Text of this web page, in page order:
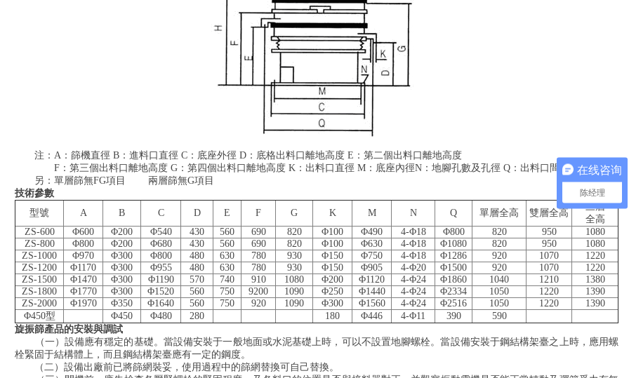
注：A：篩機直徑 B：進料口直徑 C：底座外徑 D：底格出料口離地高度 E：第二個出料口離地高度
F：第三個出料口離地高度 G：第四個出料口離地高度 K：出料口直徑 M：底座內徑N：地腳孔數及孔徑 Q：出料口間距
另：單層篩無FG項目 兩層篩無G項目
技術參數
型號
A B C D E F G K M N Q 單層全高 雙層全高
三層
全高
ZS-600
Φ600 Φ200 Φ540 430 560 690 820 Φ100 Φ490 4-Φ18 Φ800 820 950
1080
ZS-800
Φ800 Φ200 Φ680 430 560 690 820 Φ100 Φ630 4-Φ18 Φ1080 820 950
1080
ZS-1000
Φ970 Φ300 Φ800 480 630 780 930 Φ150 Φ750 4-Φ18 Φ1286 920 1070
1220
ZS-1200
Φ1170 Φ300 Φ955 480 630 780 930 Φ150 Φ905 4-Φ20 Φ1500 920 1070
1220
ZS-1500
Φ1470 Φ300 Φ1190 570 740 910 1080 Φ200 Φ1120 4-Φ24 Φ1860 1040 1210
1380
ZS-1800
Φ1770 Φ300 Φ1520 560 750 9200 1090 Φ250 Φ1440 4-Φ24 Φ2334 1050 1220
1390
ZS-2000
Φ1970 Φ350 Φ1640 560 750 920 1090 Φ300 Φ1560 4-Φ24 Φ2516 1050 1220
1390
Φ450型
Φ450 Φ480 280 180 Φ446 4-Φ11 390
590
旋振篩產品的安裝與調試
（一）設備應有穩定的基礎。當設備安裝于一般地面或水泥基礎上時，可以不設置地腳螺栓。當設備安裝于鋼結構架臺之上時，應用螺
栓緊固于結構體上，而且鋼結構架臺應有一定的鋼度。
（二）設備出廠前已將篩網裝妥，使用過程中的篩網替換可自己替換。
在线咨询
陈经理